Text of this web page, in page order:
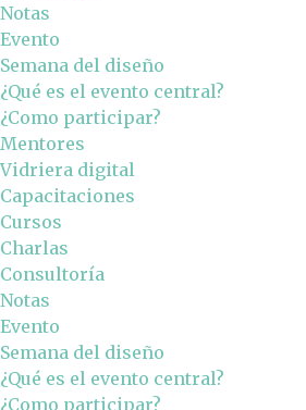
Notas
Evento
Semana del diseño
¿Qué es el evento central?
¿Como participar?
Mentores
Vidriera digital
Capacitaciones
Cursos
Charlas
Consultoría
Notas
Evento
Semana del diseño
¿Qué es el evento central?
¿Como participar?